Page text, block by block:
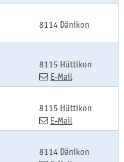
8114 Dänikon
8115 Hüttikon
E-Mail
8115 Hüttikon
E-Mail
8114 Dänikon